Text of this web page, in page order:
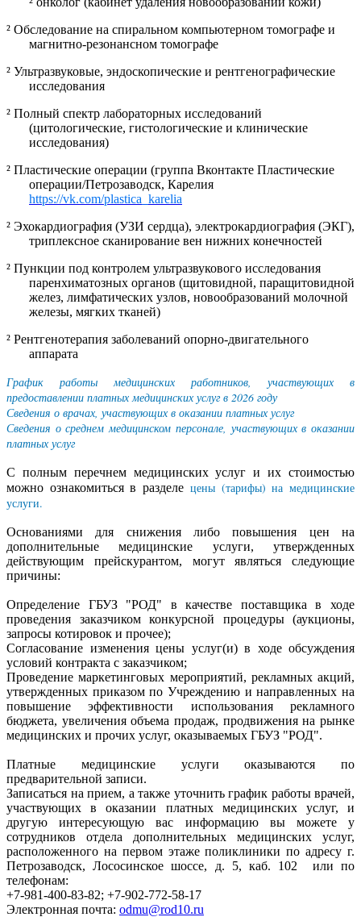
² Обследование на спиральном компьютерном томографе и
магнитно-резонансном томографе
² Ультразвуковые, эндоскопические и рентгенографические
исследования
² Полный спектр лабораторных исследований
(цитологические, гистологические и клинические
исследования)
² Пластические операции (группа Вконтакте Пластические
операции/Петрозаводск, Карелия
https://vk.com/plastica karelia
² Эхокардиография (УЗИ сердца), электрокардиография (ЭКГ),
триплексное сканирование вен нижних конечностей
² Пункции под контролем ультразвукового исследования
паренхиматозных органов (щитовидной, паращитовидной
желез, лимфатических узлов, новообразований молочной
железы, мягких тканей)
² Рентгенотерапия заболеваний опорно-двигательного
аппарата
График работы медицинских работников, участвующих в
предоставлении платных медицинских услуг в 2026 году
Сведения о врачах, участвующих в оказании платных услуг
Сведения о среднем медицинском персонале, участвующих в оказании
платных услуг
С полным перечнем медицинских услуг и их стоимостью
можно ознакомиться в разделе цены (тарифы) на медицинские
услуги.
Основаниями для снижения либо повышения цен на
дополнительные медицинские услуги, утвержденных
действующим прейскурантом, могут являться следующие
причины:
Определение ГБУЗ "РОД" в качестве поставщика в ходе
проведения заказчиком конкурсной процедуры (аукционы,
запросы котировок и прочее);
Согласование изменения цены услуг(и) в ходе обсуждения
условий контракта с заказчиком;
Проведение маркетинговых мероприятий, рекламных акций,
утвержденных приказом по Учреждению и направленных на
повышение эффективности использования рекламного
бюджета, увеличения объема продаж, продвижения на рынке
медицинских и прочих услуг, оказываемых ГБУЗ "РОД".
Платные медицинские услуги оказываются по
предварительной записи.
Записаться на прием, а также уточнить график работы врачей,
участвующих в оказании платных медицинских услуг, и
другую интересующую вас информацию вы можете у
сотрудников отдела дополнительных медицинских услуг,
расположенного на первом этаже поликлиники по адресу г.
Петрозаводск, Лососинское шоссе, д. 5, каб. 102 или по
телефонам:
+7-981-400-83-82; +7-902-772-58-17
Электронная почта: odmu@rod10.ru